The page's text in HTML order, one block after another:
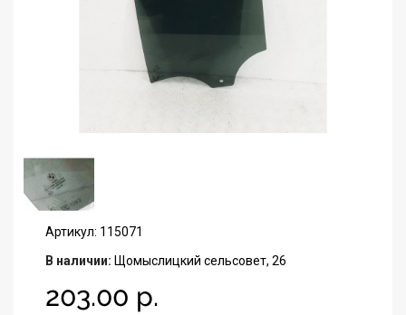
Артикул: 115071
В наличии: Щомыслицкий сельсовет, 26
203.00 р.